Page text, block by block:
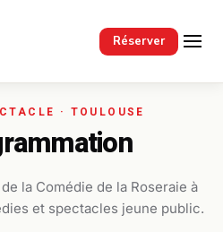
Réserver
la Comédie de la Roseraie à
et spectacles jeune public.